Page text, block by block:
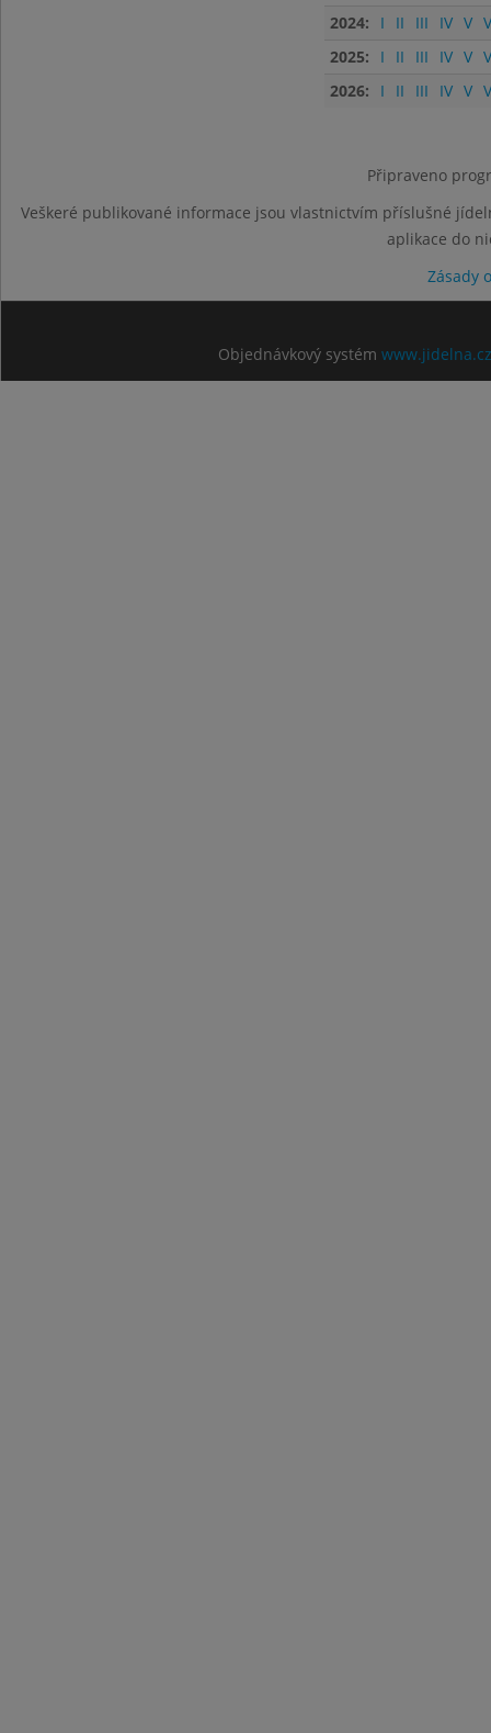
2024: I II III IV V
2025:
I II III IV V
2026:
I II III IV V
Připraveno
Veškeré publikované informace jsou vlastnictvím příslušné
aplikace do
Zásady
Objednávkový systém www.jidelna.cz